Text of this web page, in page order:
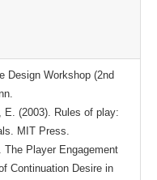
Design Workshop (2nd
(2003). Rules of play:
MIT Press.
The Player Engagement
Continuation Desire in